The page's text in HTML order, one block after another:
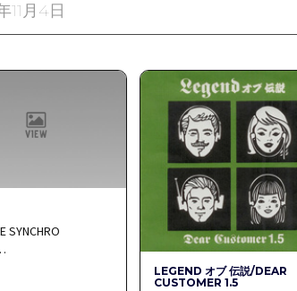
11月4日
SYNCHRO
LEGEND オブ 伝説/DEAR
CUSTOMER 1.5